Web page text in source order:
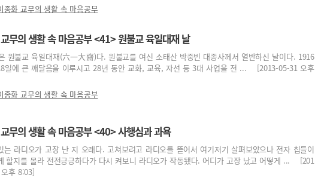
종화 교무의 생활 속 마음공부
무의 생활 속 마음공부 <41> 원불교 육일대재 날
원불교 육일대재(六一大齋)다. 원불교를 여신 소태산 박중빈 대종사께서 열반하신 날이다. 1916
일에 큰 깨달음을 이루시고 28년 동안 교화, 교육, 자선 등 3대 사업을 전 ... [2013-05-31 오후
종화 교무의 생활 속 마음공부
무의 생활 속 마음공부 <40> 사행심과 과욕
는 라디오가 고장 난 지 오래다. 고쳐보려고 라디오를 뜯어서 여기저기 살펴보았으나 전자 칩들이
할지를 몰라 전전긍긍하다가 다시 켜보니 라디오가 작동됐다. 어디가 고장 났고 어떻게 ... [201
후 8:03]